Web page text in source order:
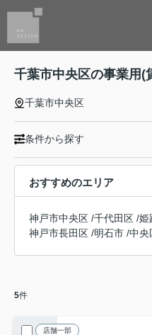
千葉市中央区の事業用(
千葉市中央区
条件から探す
おすすめのエリア
神戸市中央区 /千代田区 /姫
神戸市長田区 /明石市 /中央
5件
店舗一部